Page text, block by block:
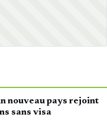
nouveau pays rejoint
sans visa